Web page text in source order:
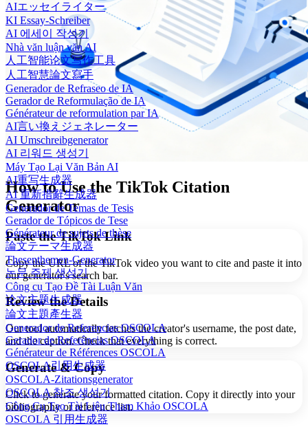
AIエッセイライター
KI Essay-Schreiber
AI 에세이 작성기
Nhà văn luận văn AI
人工智能论文写作工具
人工智慧論文寫手
Generador de Refraseo de IA
Gerador de Reformulação de IA
Générateur de reformulation par IA
AI言い換えジェネレーター
AI Umschreibgenerator
AI 리워드 생성기
Máy Tạo Lại Văn Bản AI
AI重写生成器
AI 重新措辭生成器
Generador de Temas de Tesis
Gerador de Tópicos de Tese
Générateur de sujets de thèse
論文テーマ生成器
Thesenthemen-Generator
논문 주제 생성기
Công cụ Tạo Đề Tài Luận Văn
论文主题生成器
論文主題產生器
Generador de Referencias OSCOLA
Gerador de Referências OSCOLA
Générateur de Références OSCOLA
OSCOLA引用生成器
OSCOLA-Zitationsgenerator
OSCOLA 참조 생성기
Công Cụ Tạo Tài Liệu Tham Khảo OSCOLA
OSCOLA 引用生成器
How to Use the TikTok Citation
Generator
Paste the TikTok Link
Copy the URL of the TikTok video you want to cite and paste it into
our generator's search bar.
Review the Details
Our tool automatically fetches the creator's username, the post date,
and the caption. Check that everything is correct.
Generate & Copy
Click to generate your formatted citation. Copy it directly into your
bibliography or reference list.